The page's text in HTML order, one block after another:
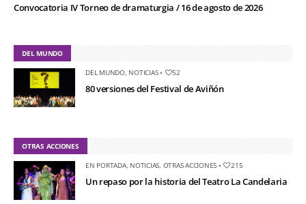
Convocatoria IV Torneo de dramaturgia / 16 de agosto de 2026
DEL MUNDO
DEL MUNDO, NOTICIAS• 52
80 versiones del Festival de Aviñón
OTRAS ACCIONES
EN PORTADA, NOTICIAS OTRAS ACCIONES • 215
Un repaso por la historia del Teatro La Candelaria